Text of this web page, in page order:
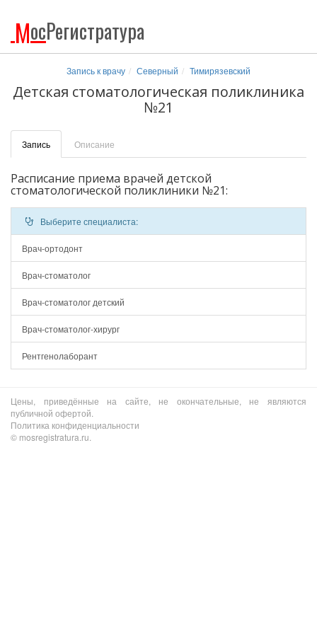
МосРегистратура
Запись к врачу Северный Тимирязевский
Детская стоматологическая поликлиника
№21
Запись Описание
Расписание приема врачей детской
стоматологической поликлиники №21:
Выберите специалиста:
Врач-ортодонт
Врач-стоматолог
Врач-стоматолог детский
Врач-стоматолог-хирург
Рентгенолаборант
Цены, приведённые на сайте, не окончательные, не являются
публичной офертой.
Политика конфиденциальности
© mosregistratura.ru.